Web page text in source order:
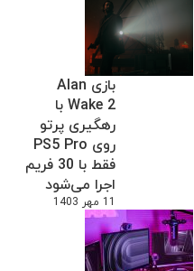
بازی Alan
Wake 2 با
رهگیری پرتو
روی PS5 Pro
فقط با 30 فریم
اجرا می‌شود
11 مهر 1403